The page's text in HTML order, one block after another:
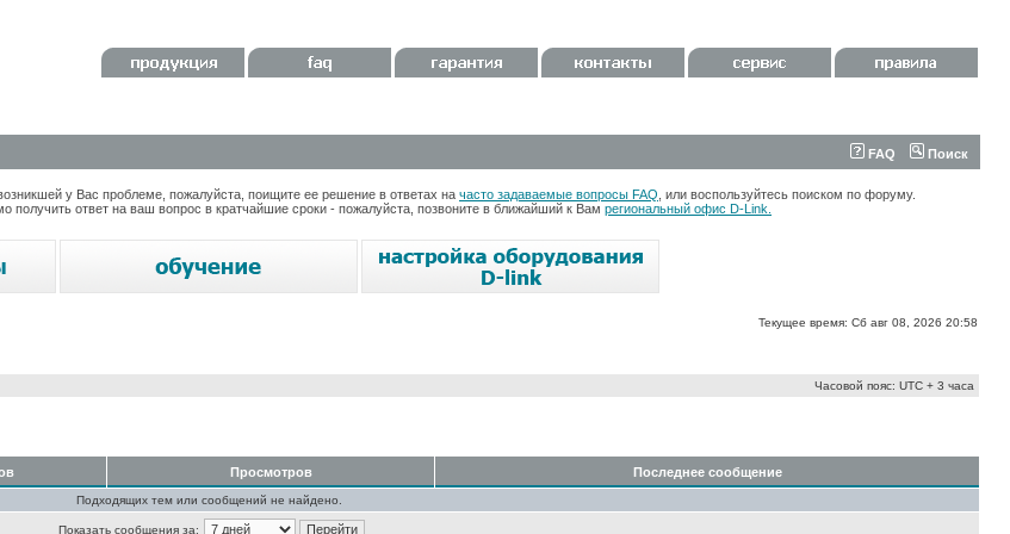
FAQ Поиск
у Вас проблеме, пожалуйста, поищите ее решение в ответах на часто задаваемые вопросы FAQ , или воспользуйтесь поиском по форуму.
ответ на ваш вопрос в кратчайшие сроки - пожалуйста, позвоните в ближайший к Вам региональный офис D-Link.
Текущее время: Сб авг 08, 2026 20:58
Часовой пояс: UTC + 3 часа
Просмотров Последнее сообщение
Подходящих тем или сообщений не найдено.
Показать сообщения за: